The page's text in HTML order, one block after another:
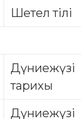
Шетел тілі
Дүниежүзі
тарихы
Дүниежүзі